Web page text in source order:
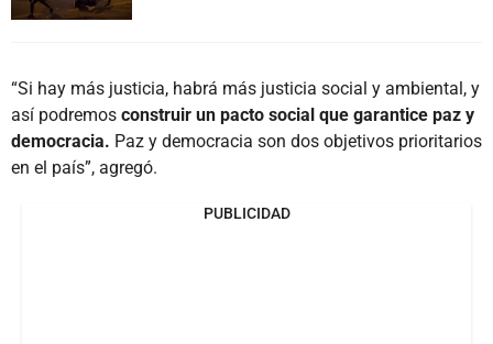
“Si hay más justicia, habrá más justicia social y ambiental, y
así podremos construir un pacto social que garantice paz y
democracia. Paz y democracia son dos objetivos prioritarios
en el país”, agregó.
PUBLICIDAD